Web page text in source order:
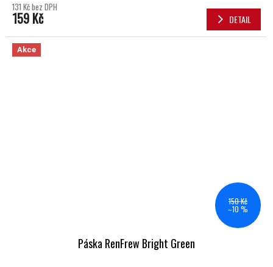
131 Kč bez DPH
159 Kč DETAIL
Akce
150 Kč
–10 %
Páska RenFrew Bright Green